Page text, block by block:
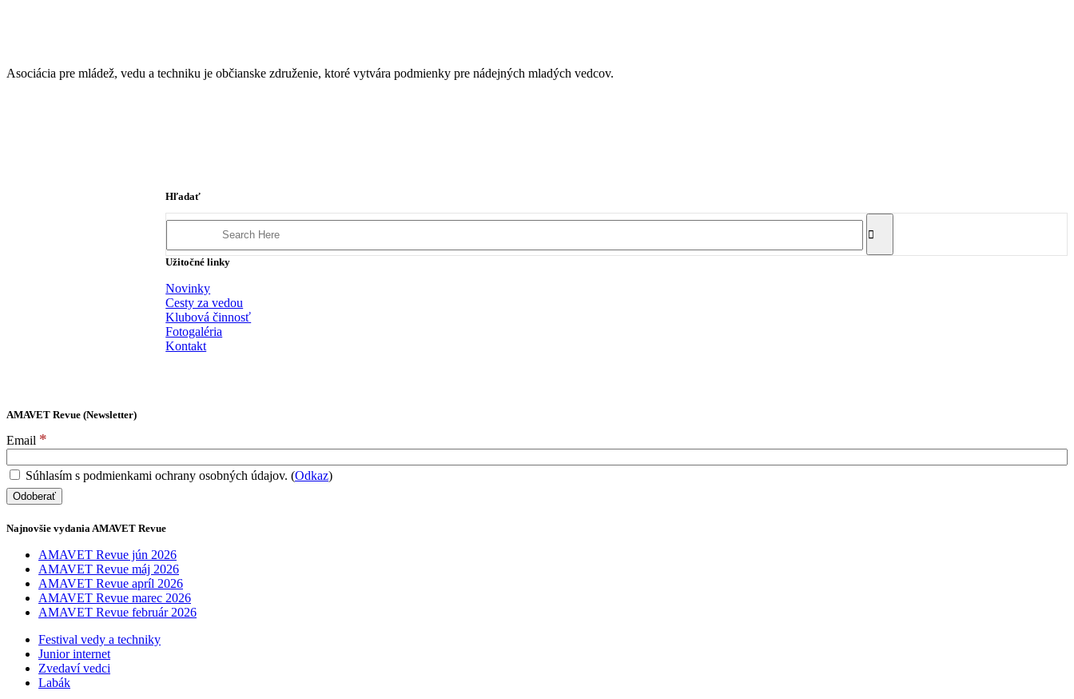
Asociácia pre mládež, vedu a techniku je občianske združenie, ktoré vytvára podmienky pre nádejných mladých vedcov.
Hľadať
Search
Užitočné linky
Novinky
Cesty za vedou
Klubová činnosť
Fotogaléria
Kontakt
AMAVET Revue (Newsletter)
Email *
Súhlasím s podmienkami ochrany osobných údajov. (Odkaz)
Najnovšie vydania AMAVET Revue
AMAVET Revue jún 2026
AMAVET Revue máj 2026
AMAVET Revue apríl 2026
AMAVET Revue marec 2026
AMAVET Revue február 2026
Festival vedy a techniky
Junior internet
Zvedaví vedci
Labák